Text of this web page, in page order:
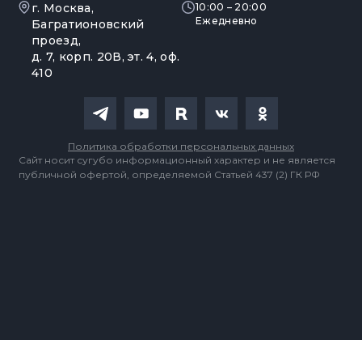
г. Москва,
Багратионовский
проезд,
д. 7, корп. 20В, эт. 4, оф.
410
10:00 – 20:00
Ежедневно
Сайт носит сугубо информационный характер и не является
публичной офертой, определяемой Статьей 437 (2) ГК РФ
Политика обработки персональных данных